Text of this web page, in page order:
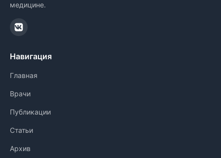
медицине.
Навигация
Главная
Врачи
Публикации
Статьи
Архив